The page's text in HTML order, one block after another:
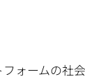
ォームの社